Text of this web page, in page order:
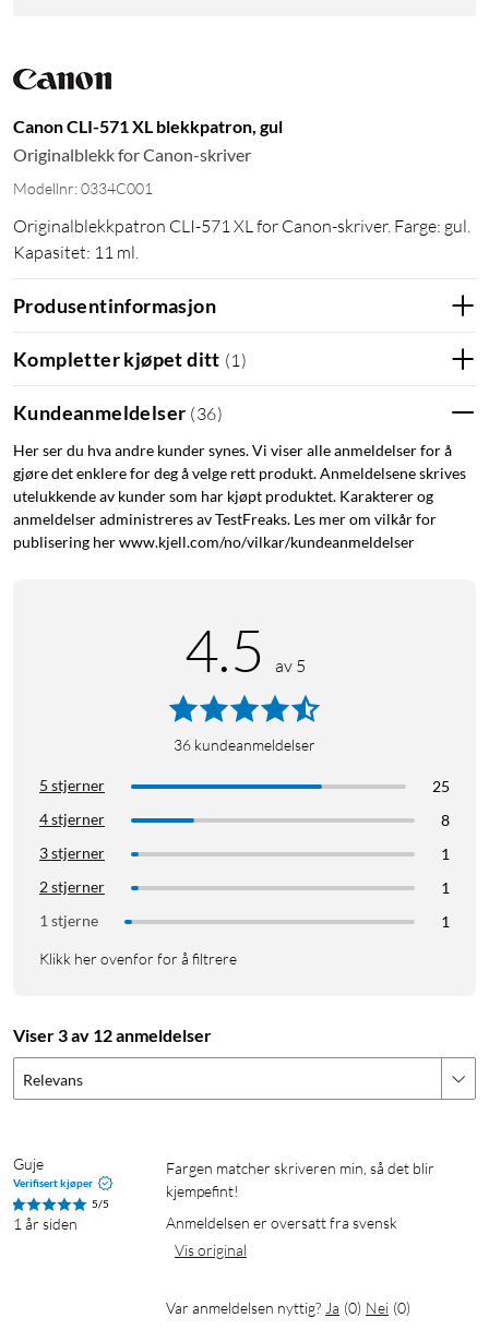
Canon CLI-571 XL blekkpatron, gul
Originalblekk for Canon-skriver
Modellnr: 0334C001
Originalblekkpatron CLI-571 XL for Canon-skriver. Farge: gul.
Kapasitet: 11 ml.
Produsentinformasjon
Kompletter kjøpet ditt (1 )
Kundeanmeldelser (36)
Her ser du hva andre kunder synes. Vi viser alle anmeldelser for å
gjøre det enklere for deg å velge rett produkt. Anmeldelsene skrives
utelukkende av kunder som har kjøpt produktet. Karakterer og
anmeldelser administreres av TestFreaks. Les mer om vilkår for
publisering her www.kjell.com/no/vilkar/kundeanmeldelser
4.5 av 5
36 kundeanmeldelser
5 stjerner
25
4 stjerner
8
3 stjerner
1
2 stjerner
1
1 stjerne
1
Klikk her ovenfor for å filtrere
Viser 3 av 12 anmeldelser
Relevans
Guje
Verifisert kjøper
5/5
1 år siden
Fargen matcher skriveren min, så det blir
kjempefint!
Anmeldelsen er oversatt fra svensk
Vis original
Var anmeldelsen nyttig? Ja (0) Nei (0)